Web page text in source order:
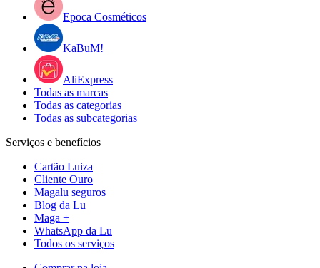
Epoca Cosméticos
KaBuM!
AliExpress
Todas as marcas
Todas as categorias
Todas as subcategorias
Serviços e benefícios
Cartão Luiza
Cliente Ouro
Magalu seguros
Blog da Lu
Maga +
WhatsApp da Lu
Todos os serviços